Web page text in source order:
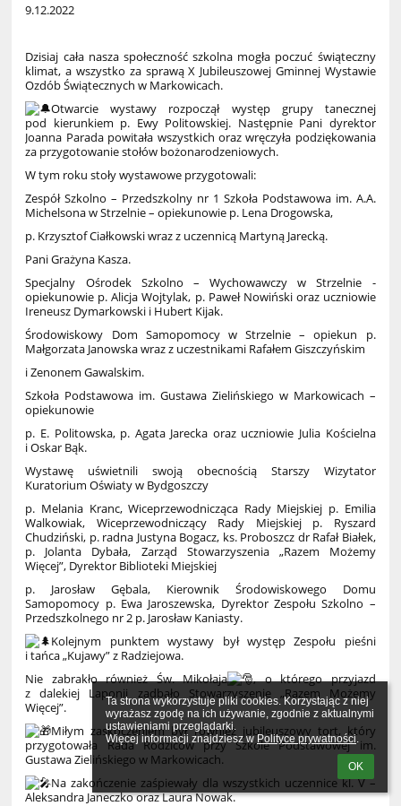
Ta strona wykorzystuje pliki cookies. Korzystając z niej
wyrażasz zgodę na ich używanie, zgodnie z aktualnymi
ustawieniami przeglądarki.
Więcej informacji znajdziesz w Polityce prywatności.
OK
9.12.2022
Dzisiaj cała nasza społeczność szkolna mogła poczuć świąteczny
klimat, a wszystko za sprawą X Jubileuszowej Gminnej Wystawie
Ozdób Świątecznych w Markowicach.
Otwarcie wystawy rozpoczął występ grupy tanecznej
pod kierunkiem p. Ewy Politowskiej. Następnie Pani dyrektor
Joanna Parada powitała wszystkich oraz wręczyła podziękowania
za przygotowanie stołów bożonarodzeniowych.
W tym roku stoły wystawowe przygotowali:
Zespół Szkolno – Przedszkolny nr 1 Szkoła Podstawowa im. A.A.
Michelsona w Strzelnie – opiekunowie p. Lena Drogowska,
p. Krzysztof Ciałkowski wraz z uczennicą Martyną Jarecką.
Pani Grażyna Kasza.
Specjalny Ośrodek Szkolno – Wychowawczy w Strzelnie -
opiekunowie p. Alicja Wojtylak, p. Paweł Nowiński oraz uczniowie
Ireneusz Dymarkowski i Hubert Kijak.
Środowiskowy Dom Samopomocy w Strzelnie – opiekun p.
Małgorzata Janowska wraz z uczestnikami Rafałem Giszczyńskim
i Zenonem Gawalskim.
Szkoła Podstawowa im. Gustawa Zielińskiego w Markowicach –
opiekunowie
p. E. Politowska, p. Agata Jarecka oraz uczniowie Julia Kościelna
i Oskar Bąk.
Wystawę uświetnili swoją obecnością Starszy Wizytator
Kuratorium Oświaty w Bydgoszczy
p. Melania Kranc, Wiceprzewodnicząca Rady Miejskiej p. Emilia
Walkowiak, Wiceprzewodniczący Rady Miejskiej p. Ryszard
Chudziński, p. radna Justyna Bogacz, ks. Proboszcz dr Rafał Białek,
p. Jolanta Dybała, Zarząd Stowarzyszenia „Razem Możemy
Więcej”, Dyrektor Biblioteki Miejskiej
p. Jarosław Gębala, Kierownik Środowiskowego Domu
Samopomocy p. Ewa Jaroszewska, Dyrektor Zespołu Szkolno –
Przedszkolnego nr 2 p. Jarosław Kaniasty.
Kolejnym punktem wystawy był występ Zespołu pieśni
i tańca „Kujawy” z Radziejowa.
Nie zabrakło również Św. Mikołaja
, o którego przyjazd
z dalekiej Laponii zadbało Stowarzyszenie „Razem Możemy
Więcej”.
Miłym zaskoczeniem był również jubileuszowy tort, który
przygotowała Rada Rodziców przy Szkole Podstawowej im.
Gustawa Zielińskiego w Markowicach.
Na zakończenie zaśpiewały dla wszystkich uczennice kl. V –
Aleksandra Janeczko oraz Laura Nowak.